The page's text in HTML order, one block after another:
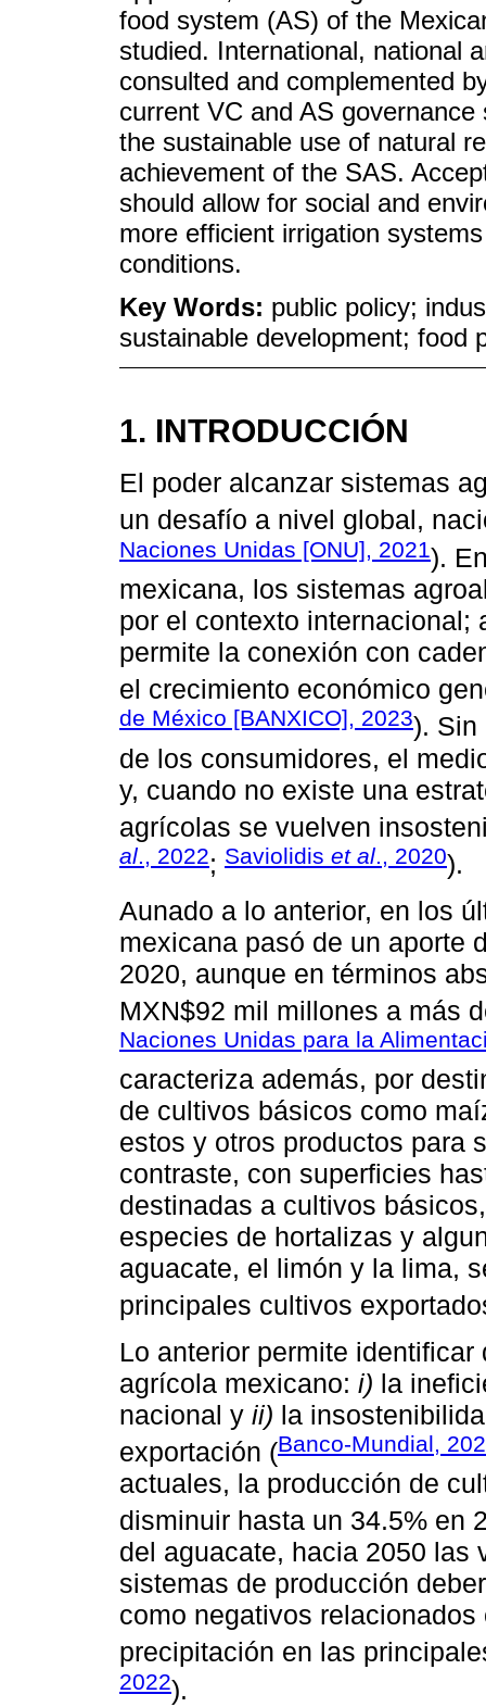
food system (AS) of the
studied. International, national
consulted and complemented
current VC and AS
the sustainable use of natural
achievement of the SAS.
should allow for social and
more efficient irrigation
conditions.
Key Words: public policy;
sustainable development; food
1. INTRODUCCIÓN
El poder alcanzar sistemas
un desafío a nivel global,
Naciones Unidas [ONU], 2021).
mexicana, los sistemas
por el contexto internacional;
permite la conexión con
el crecimiento económico
de México [BANXICO], 2023). Sin
de los consumidores, el
y, cuando no existe una
agrícolas se vuelven
al., 2022; Saviolidis et al., 2020).
Aunado a lo anterior, en los
mexicana pasó de un aporte
2020, aunque en términos
MXN$92 mil millones a más
Naciones Unidas para la
caracteriza además, por
de cultivos básicos como
estos y otros productos para
contraste, con superficies
destinadas a cultivos
especies de hortalizas y
aguacate, el limón y la lima,
principales cultivos
Lo anterior permite
agrícola mexicano: i) la
nacional y ii) la
exportación (Banco-Mundial,
actuales, la producción de
disminuir hasta un 34.5% en
del aguacate, hacia 2050 las
sistemas de producción
como negativos
precipitación en las
2022).